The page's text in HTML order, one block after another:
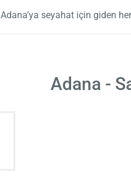
Adana’ya seyahat için giden
Adana -